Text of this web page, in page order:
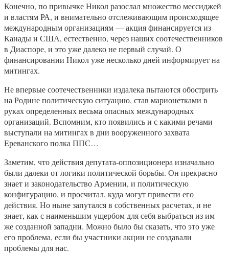
Конечно, по привычке Никол разослал множество мессиджей
и властям РА, и внимательно отслеживающим происходящее
международным организациям — акция финансируется из
Канады и США, естественно, через наших соотечественников
в Диаспоре, и это уже далеко не первый случай. О
финансировании Никол уже несколько дней информирует на
митингах.
Не впервые соотечественники издалека пытаются обострить
на Родине политическую ситуацию, став марионетками в
руках определенных весьма опасных международных
организаций. Вспомним, кто появились и с какими речами
выступали на митингах в дни вооруженного захвата
Ереванского полка ППС…
Заметим, что действия депутата-оппозиционера изначально
были далеки от логики политической борьбы. Он прекрасно
знает и законодательство Армении, и политическую
конфигурацию, и просчитал, куда могут привести его
действия. Но ныне запутался в собственных расчетах, и не
знает, как с наименьшим ущербом для себя выбраться из им
же созданной западни. Можно было бы сказать, что это уже
его проблема, если бы участники акции не создавали
проблемы для нас.